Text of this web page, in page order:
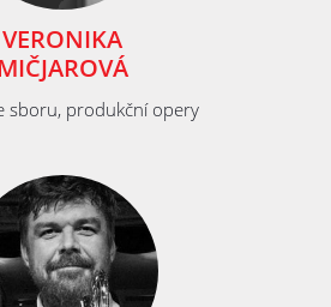
VERONIKA
sboru, produkční opery